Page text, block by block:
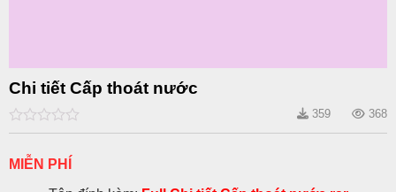
Chi tiết Cấp thoát nước
0
of
359 368
MIỄN PHÍ